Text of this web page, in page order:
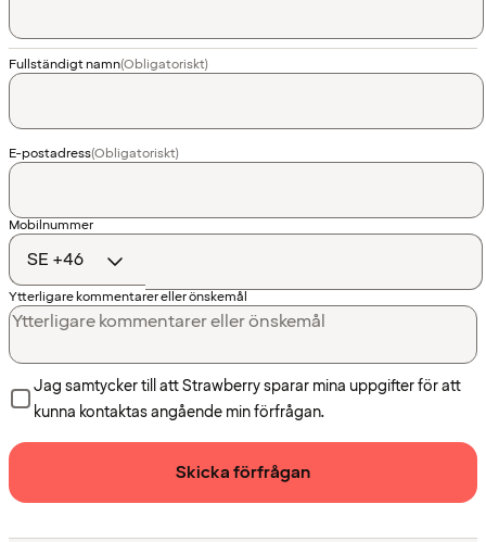
Fullständigt namn(Obligatoriskt)
E-postadress(Obligatoriskt)
Landskod
Mobilnummer
Ytterligare kommentarer eller önskemål
Jag samtycker till att Strawberry sparar mina uppgifter för att
kunna kontaktas angående min förfrågan.
Skicka förfrågan